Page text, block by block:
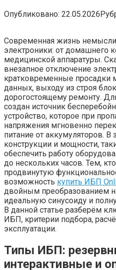
Опубликовано: 22.05.2026
Современная жизнь
электроники: от домашнего
медицинской аппаратуры.
внезапное отключение
кратковременные просадки
данных, выходу из строя
дорогостоящему ремонту.
создан источник
устройство, которое при
напряжения мгновенно
питание от аккумуляторов. В
конструкции и мощности,
обеспечить работу
до нескольких часов. Тем,
продвинутую
возможность купить ИБП
двойным преобразованием
идеальную синусоиду и
В данной статье разберём
ИБП, критерии подбора,
эксплуатации.
Типы ИБП:
интерактивные и